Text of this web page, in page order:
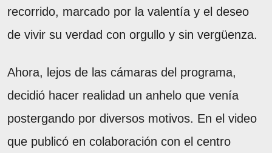
recorrido, marcado por la valentía y el deseo
de vivir su verdad con orgullo y sin vergüenza.
Ahora, lejos de las cámaras del programa,
decidió hacer realidad un anhelo que venía
postergando por diversos motivos. En el video
que publicó en colaboración con el centro